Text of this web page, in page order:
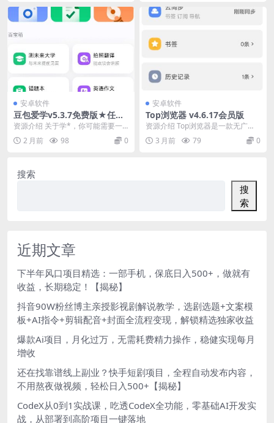
安卓软件
豆包爱学v5.3.7免费版★任何
题目一键解答
资源介绍 关于学*，你可能需要一
个“豆包爱学”这样的 AI 老师。它能
帮你详细讲...
2 月前 98 0
安卓软件
Top浏览器 v4.6.17会员版
资源介绍 Top浏览器是一款无广
告、无推送、 无新闻的极简安卓浏
览器，原创订阅功...
3 月前 79 0
搜索
搜
索
近期文章
下半年风口项目精选：一部手机，保底日入500+，做就有
收益，长期稳定！【揭秘】
抖音90W粉丝博主亲授影视剧解说教学，选剧选题+文案模
板+AI指令+剪辑配音+封面全流程变现，解锁精选独家收益
爆款Ai项目，月化过万，无需耗费精力操作，稳健实现每月
增收
还在找靠谱线上副业？快手短剧项目，全程自动发布内容，
不用熬夜做视频，轻松日入500+【揭秘】
CodeX从0到1实战课，吃透CodeX全功能，零基础AI开发实
战，从部署到高阶项目一键落地